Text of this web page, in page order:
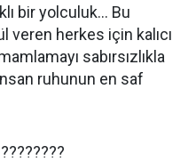
bir yolculuk… Bu
veren herkes için kalıcı
sabırsızlıkla
ruhunun en saf